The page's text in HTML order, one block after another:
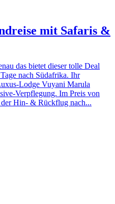
mit Safaris &
das bietet dieser tolle Deal
nach Südafrika. Ihr
Lodge Vuyani Marula
Verpflegung. Im Preis von
der Hin- & Rückflug nach...